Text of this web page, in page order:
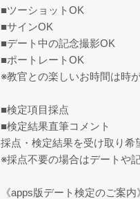
■ツーショットOK
■サインOK
■デート中の記念撮影OK
■ポートレートOK
※教官との楽しいお時間は時
■検定項目採点
■検定結果直筆コメント
採点・検定結果を受け取り希
※採点不要の場合はデートや
《apps版デート検定のご案内